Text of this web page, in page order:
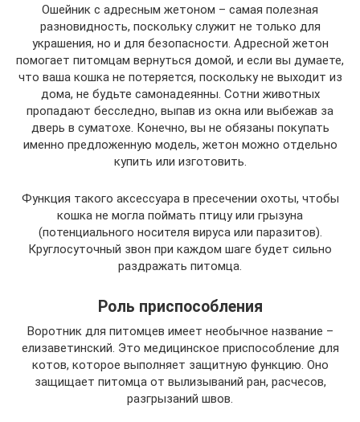
Ошейник с адресным жетоном – самая полезная
разновидность, поскольку служит не только для
украшения, но и для безопасности. Адресной жетон
помогает питомцам вернуться домой, и если вы думаете,
что ваша кошка не потеряется, поскольку не выходит из
дома, не будьте самонадеянны. Сотни животных
пропадают бесследно, выпав из окна или выбежав за
дверь в суматохе. Конечно, вы не обязаны покупать
именно предложенную модель, жетон можно отдельно
купить или изготовить.
Функция такого аксессуара в пресечении охоты, чтобы
кошка не могла поймать птицу или грызуна
(потенциального носителя вируса или паразитов).
Круглосуточный звон при каждом шаге будет сильно
раздражать питомца.
Роль приспособления
Воротник для питомцев имеет необычное название –
елизаветинский. Это медицинское приспособление для
котов, которое выполняет защитную функцию. Оно
защищает питомца от вылизываний ран, расчесов,
разгрызаний швов.